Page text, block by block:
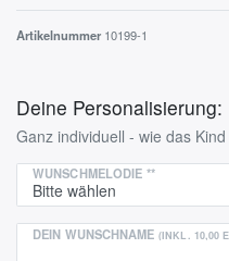
Artikelnummer 10199-1
Deine Personalisierung:
Ganz individuell - wie das Kind
WUNSCHMELODIE **
DEIN WUNSCHNAME (INKL. 10,00